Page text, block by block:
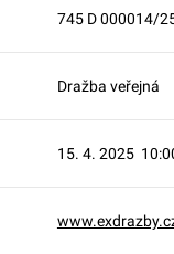
745 D 000014/
Dražba veřejná
15. 4. 2025